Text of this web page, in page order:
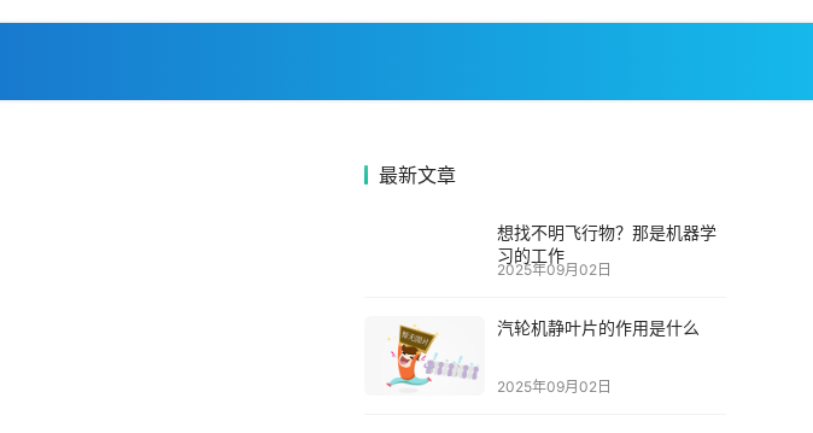
最新文章
想找不明飞行物？那是机器学
习的工作
2025年09月02日
汽轮机静叶片的作用是什么
2025年09月02日